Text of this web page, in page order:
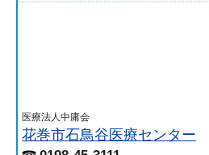
医療法人中庸会
花巻市石鳥谷医療センター